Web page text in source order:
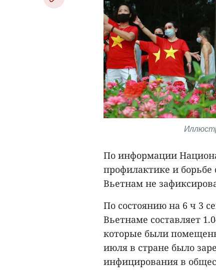
По информации
профилактике и борьбе
Вьетнам не
По состоянию на 6 ч 3
Вьетнаме составляет
которые были
июля в стране было
инфицирования в